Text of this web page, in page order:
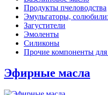
Продукты пчеловодства
Эмульгаторы,
Загустители
Эмоленты
Силиконы
Прочие компоненты
Эфирные масла